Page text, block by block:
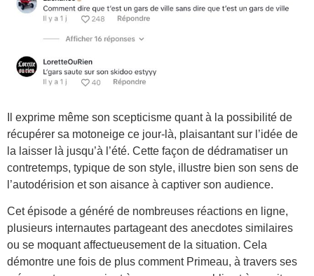
Il exprime même son scepticisme quant à la possibilité de
récupérer sa motoneige ce jour-là, plaisantant sur l’idée de
la laisser là jusqu’à l’été. Cette façon de dédramatiser un
contretemps, typique de son style, illustre bien son sens de
l’autodérision et son aisance à captiver son audience.
Cet épisode a généré de nombreuses réactions en ligne,
plusieurs internautes partageant des anecdotes similaires
ou se moquant affectueusement de la situation. Cela
démontre une fois de plus comment Primeau, à travers ses